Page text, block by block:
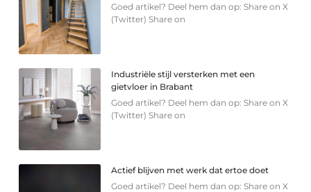
Goed artikel? Deel hem dan op: Share on X
(Twitter) Share on
Industriële stijl versterken met een
gietvloer in Brabant
Goed artikel? Deel hem dan op: Share on X
(Twitter) Share on
Actief blijven met werk dat ertoe doet
Goed artikel? Deel hem dan op: Share on X